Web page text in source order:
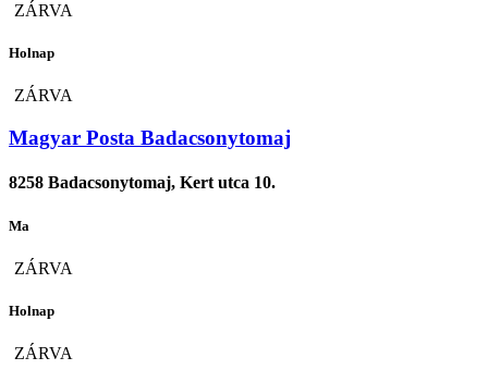
ZÁRVA
Holnap
ZÁRVA
Magyar Posta Badacsonytomaj
8258 Badacsonytomaj, Kert utca 10.
Ma
ZÁRVA
Holnap
ZÁRVA